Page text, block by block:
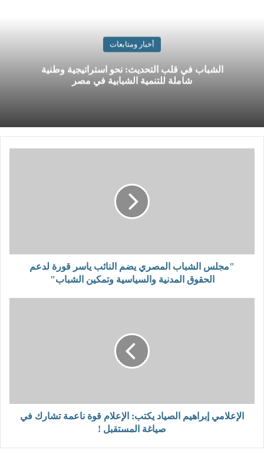
أخبار ومتابعات
الشباب في قلب التحديث: نحو استراتيجية وطنية
شاملة للتنمية الشبابية في مصر
"مجلس الشباب المصري يضم النائب ياسر قورة لدعم
الحقوق المدنية والسياسية وتمكين الشباب"
الإعلامي إبراهيم الصياد يكتب: الإعلام قوة ناعمة تشارك في
صياغة المستقبل !